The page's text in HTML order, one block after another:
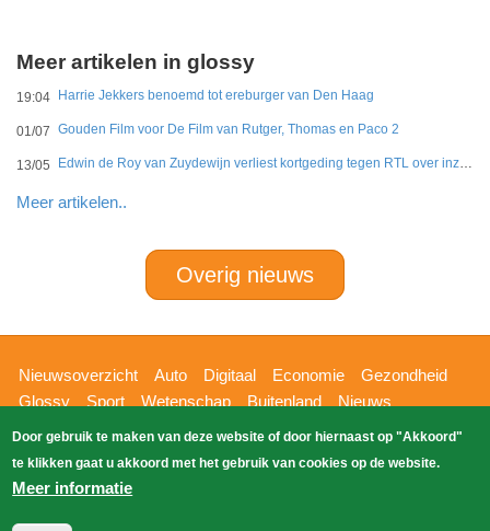
Meer artikelen in glossy
19:04 Harrie Jekkers benoemd tot ereburger van Den Haag
01/07 Gouden Film voor De Film van Rutger, Thomas en Paco 2
13/05 Edwin de Roy van Zuydewijn verliest kortgeding tegen RTL over inzage dramaserie koningshuis
Meer artikelen..
Overig nieuws
Hoofdnavigatie
Nieuwsoverzicht Auto Digitaal Economie
Gezondheid
Glossy
Sport Wetenschap Buitenland
Nieuws
Bizzpress
Blik op 112 Provincies
Weekoverzicht
Zoeken
Copyright Blik Op Nieuws 2026gehost
Door gebruik te maken van deze website of door hiernaast op "Akkoord"
te klikken gaat u akkoord met het gebruik van cookies op de website.
Meer informatie